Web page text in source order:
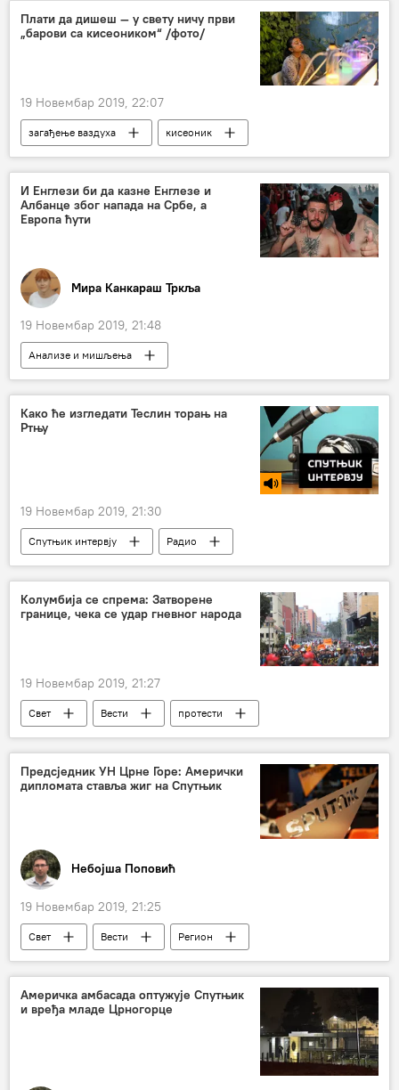
Плати да дишеш — у свету ничу први
„барови са кисеоником“ /фото/
19 Новембар 2019, 22:07
загађење ваздуха
кисеоник
Друштво
И Енглези би да казне Енглезе и
Албанце због напада на Србе, а
Европа ћути
Мира Канкараш Тркља
19 Новембар 2019, 21:48
Анализе и мишљења
Коментари и Аналитика
енглески навијачи
фудбалска утакмица
нацистички поздрав
новинар
Како ће изгледати Теслин торањ на
Ртњу
19 Новембар 2019, 21:30
Спутњик интервју Радио
Колумбија се спрема: Затворене
границе, чека се удар гневног народа
19 Новембар 2019, 21:27
Свет Вести
протести
Колумбија
Предсједник УН Црне Горе: Амерички
дипломата ставља жиг на Спутњик
Небојша Поповић
19 Новембар 2019, 21:25
Свет Вести Регион
Америчка амбасада оптужује Спутњик
и вређа младе Црногорце